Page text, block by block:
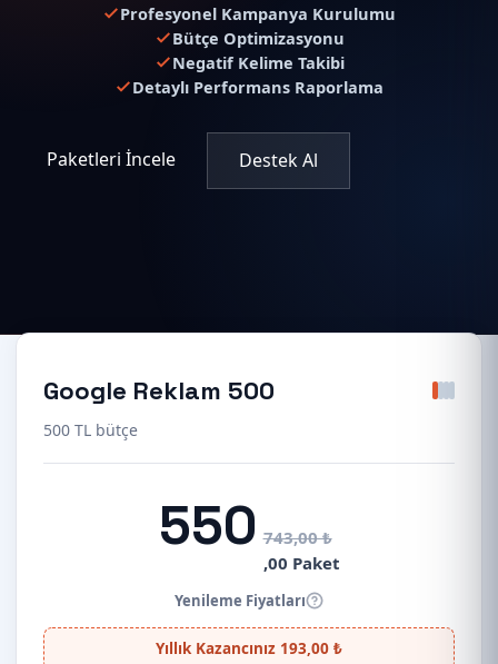
Profesyonel Kampanya Kurulumu
Bütçe Optimizasyonu
Negatif Kelime Takibi
Detaylı Performans Raporlama
Paketleri İncele Destek Al
Google Reklam 500
500 TL bütçe
550 743,00 ₺
,00 Paket
Yenileme Fiyatları
Yıllık Kazancınız 193,00 ₺